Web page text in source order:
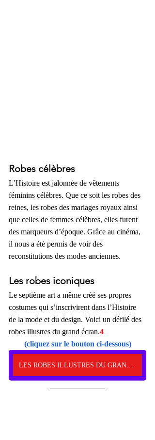
Robes célèbres
L’Histoire est jalonnée de vêtements
féminins célèbres. Que ce soit les robes des
reines, les robes des mariages royaux ainsi
que celles de femmes célèbres, elles furent
des marqueurs d’époque. Grâce au cinéma,
il nous a été permis de voir des
reconstitutions des modes anciennes.
Les robes iconiques
Le septième art a même créé ses propres
costumes qui s’inscrivirent dans l’Histoire
de la mode et du design. Voici un défilé des
robes illustres du grand écran.4
(cliquez sur le bouton ci-dessous)
LES ROBES ILLUSTRES DU GRAND ÉCRAN. Cliquez ici.